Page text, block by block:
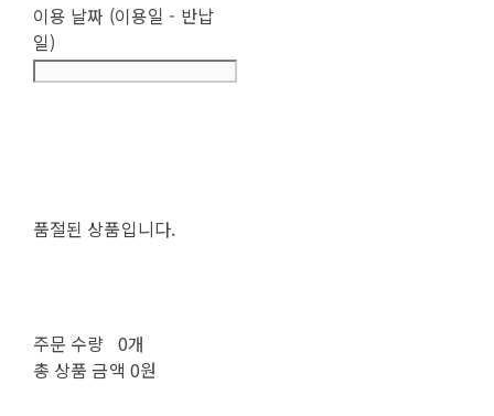
이용 날짜 (이용일 - 반납
일)
품절된 상품입니다.
주문 수량 0개
총 상품 금액 0원